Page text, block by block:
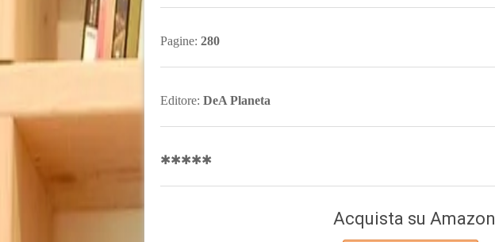
Pagine: 280
Editore: DeA Planeta
✱✱✱✱✱
Acquista su Amazon